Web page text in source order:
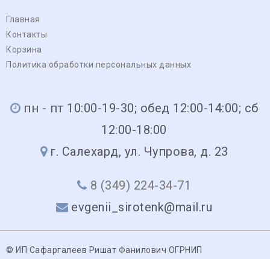
Главная
Контакты
Корзина
Политика обработки персональных данных
пн - пт 10:00-19-30; обед 12:00-14:00; сб
12:00-18:00
г. Салехард, ул. Чупрова, д. 23
8 (349) 224-34-71
evgenii_sirotenk@mail.ru
© ИП Сафаргалеев Ришат Фанилович ОГРНИП